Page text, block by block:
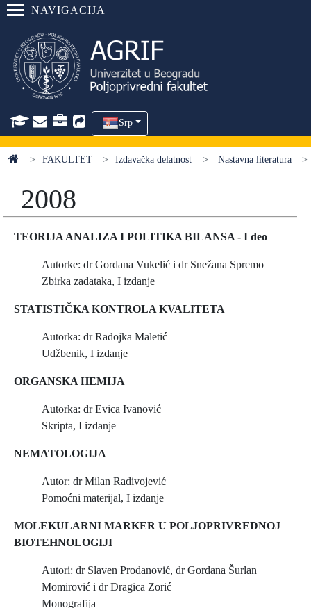
NAVIGACIJA
Srp
FAKULTET Izdavačka delatnost Nastavna literatura
2008
TEORIJA ANALIZA I POLITIKA BILANSA - I deo
Autorke: dr Gordana Vukelić i dr Snežana Spremo
Zbirka zadataka, I izdanje
STATISTIČKA KONTROLA KVALITETA
Autorka: dr Radojka Maletić
Udžbenik, I izdanje
ORGANSKA HEMIJA
Autorka: dr Evica Ivanović
Skripta, I izdanje
NEMATOLOGIJA
Autor: dr Milan Radivojević
Pomoćni materijal, I izdanje
MOLEKULARNI MARKER U POLJOPRIVREDNOJ
BIOTEHNOLOGIJI
Autori: dr Slaven Prodanović, dr Gordana Šurlan
Momirović i dr Dragica Zorić
Monografija